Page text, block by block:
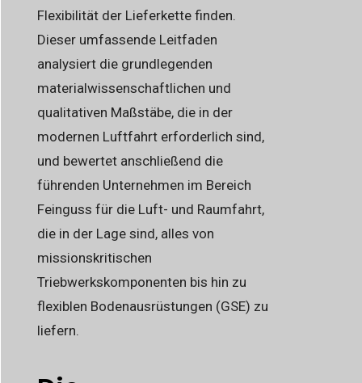
Flexibilität der Lieferkette finden.
Dieser umfassende Leitfaden
analysiert die grundlegenden
materialwissenschaftlichen und
qualitativen Maßstäbe, die in der
modernen Luftfahrt erforderlich sind,
und bewertet anschließend die
führenden Unternehmen im Bereich
Feinguss für die Luft- und Raumfahrt,
die in der Lage sind, alles von
missionskritischen
Triebwerkskomponenten bis hin zu
flexiblen Bodenausrüstungen (GSE) zu
liefern.